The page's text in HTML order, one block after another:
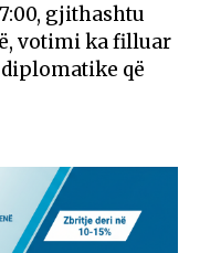
gjithashtu
votimi ka filluar
që